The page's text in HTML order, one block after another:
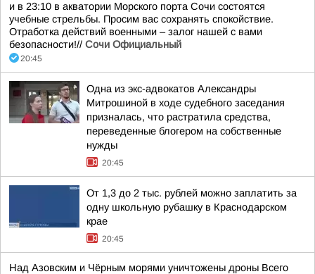
и в 23:10 в акватории Морского порта Сочи состоятся
учебные стрельбы. Просим вас сохранять спокойствие.
Отработка действий военными – залог нашей с вами
безопасности!// Сочи Официальный
20:45
Одна из экс-адвокатов Александры
Митрошиной в ходе судебного заседания
призналась, что растратила средства,
переведенные блогером на собственные
нужды
20:45
От 1,3 до 2 тыс. рублей можно заплатить за
одну школьную рубашку в Краснодарском
крае
20:45
Над Азовским и Чёрным морями уничтожены дроны Всего